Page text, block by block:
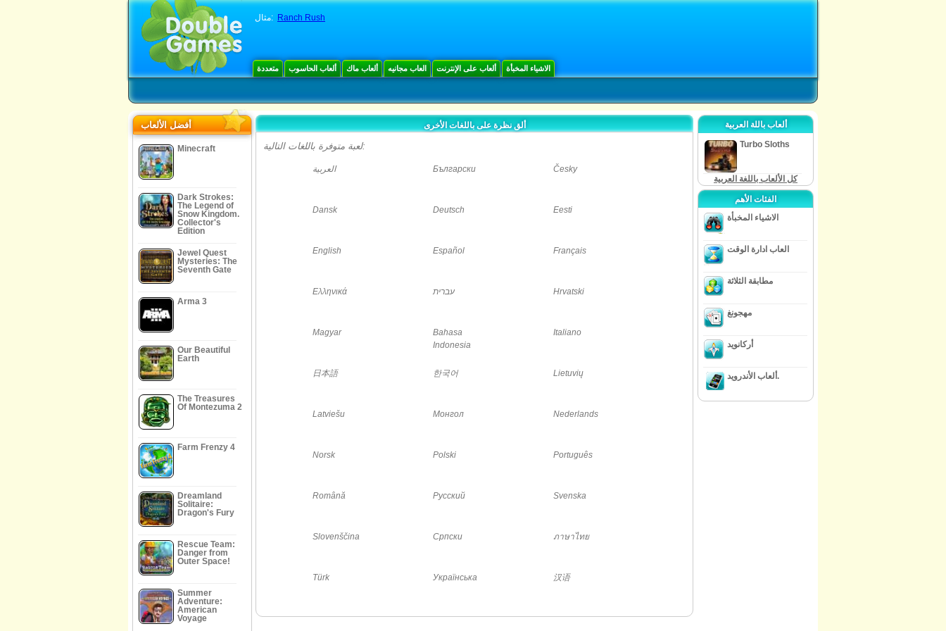
مثال: Ranch Rush
متعددة ألعاب الحاسوب ألعاب ماك العاب مجانيه ألعاب على الإنترنت الاشياء المخبأة
أفضل الألعاب
Minecraft
Dark Strokes:
The Legend of
Snow Kingdom.
Collector's
Edition
Jewel Quest
Mysteries: The
Seventh Gate
Arma 3
Our Beautiful
Earth
The Treasures
Of Montezuma 2
Farm Frenzy 4
Dreamland
Solitaire:
Dragon's Fury
Rescue Team:
Danger from
Outer Space!
Summer
Adventure:
American
Voyage
ألق نظرة على باللغات الأخرى
لعبة متوفرة باللغات التالية:
العربية Български Česky
Dansk Deutsch Eesti
English Español Français
Ελληνικά עברית Hrvatski
Magyar
Bahasa
Indonesia
Italiano
日本語 한국어 Lietuvių
Latviešu Монгол Nederlands
Norsk Polski Português
Română Русский Svenska
Slovenščina Српски ภาษาไทย
Türk Українська 汉语
ألعاب باللة العربية
Turbo Sloths
كل الألعاب باللغة العربية
الفئات الأهم
الاشياء المخبأة
العاب ادارة الوقت
مطابقة الثلاثة
مهجونغ
أركانويد
ألعاب الأندرويد.